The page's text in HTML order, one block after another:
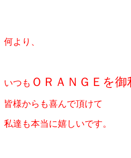
何より、
いつも ＯＲＡＮＧＥを御
皆様からも喜んで頂けて
私達も本当に嬉しいです。